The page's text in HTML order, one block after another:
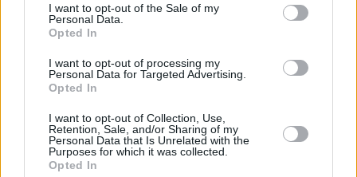
I want to opt-out of the Sale of my
Personal Data.
Opted In
I want to opt-out of processing my
Personal Data for Targeted Advertising.
Opted In
I want to opt-out of Collection, Use,
Retention, Sale, and/or Sharing of my
Personal Data that Is Unrelated with the
Purposes for which it was collected.
Opted In
Il progetto è incentrato sulla “residenza creativa” di oltre 30 artisti,
saranno protagonisti degli spettacoli in programma nei borghi e
nelle aree verdi.
Tutti gli eventi sono gratuiti e si svolgeranno in sicurezza nel
rispetto della normativa anti Covid-19, per questo è obbligatoria
la prenotazione.